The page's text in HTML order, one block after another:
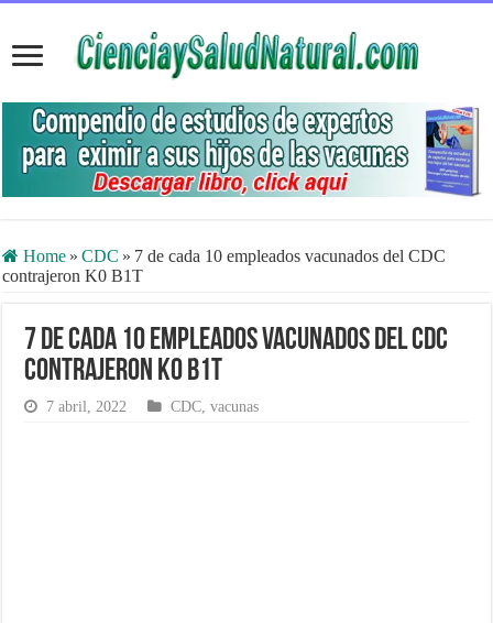
Home » CDC » 7 de cada 10 empleados vacunados del CDC
contrajeron K0 B1T
7 de cada 10 empleados vacunados del CDC
contrajeron K0 B1T
7 abril, 2022 CDC ,vacunas